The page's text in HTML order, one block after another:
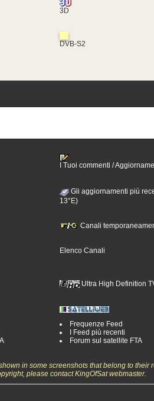
3D
DVB-S2
I Tuoi commenti /
Gli aggiornamenti più
13°E)
Canali
Elenco Canali
Ultra High Definition
Frequenze Feed
I Feed più recenti
Forum sul satellite FTA
in some screenshots that belong to
please contact KingOfSat webmaster.